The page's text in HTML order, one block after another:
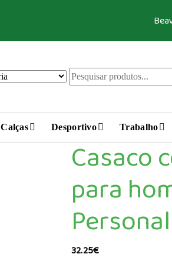
Calças Desportivo Trabalho
Casaco
para
32.25€